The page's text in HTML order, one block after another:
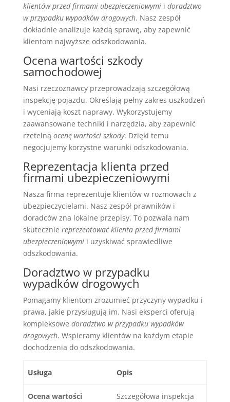
klientów przed firmami ubezpieczeniowymii doradztwo
w przypadku wypadków drogowych. Nasz zespół
dokładnie analizuje każdą sprawę, aby zapewnić
klientom najwyższe odszkodowania.
Ocena wartości szkody
samochodowej
Nasi rzeczoznawcy przeprowadzają szczegółową
inspekcję pojazdu. Określają pełny zakres uszkodzeń
i wyceniają koszt naprawy. Wykorzystujemy
zaawansowane techniki i narzędzia, aby zapewnić
rzetelną ocenę wartości szkody. Dzięki temu
negocjujemy korzystne warunki odszkodowania.
Reprezentacja klienta przed
firmami ubezpieczeniowymi
Nasza firma reprezentuje klientów w rozmowach z
ubezpieczycielami. Nasz zespół prawników i
doradców zna lokalne przepisy. To pozwala nam
skutecznie reprezentować klienta przed firmami
ubezpieczeniowymii uzyskiwać sprawiedliwe
odszkodowania.
Doradztwo w przypadku
wypadków drogowych
Pomagamy klientom zrozumieć przyczyny wypadku i
prawa, jakie przysługują im. Nasi eksperci oferują
kompleksowe doradztwo w przypadku wypadków
drogowych. Wspieramy klientów na każdym etapie
dochodzenia do odszkodowania.
Usługa Opis
Ocena wartości
Szczegółowa inspekcja